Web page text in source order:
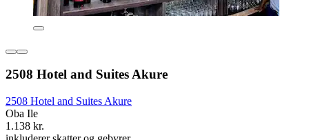
2508 Hotel and Suites Akure
2508 Hotel and Suites Akure
Oba Ile
1.138 kr.